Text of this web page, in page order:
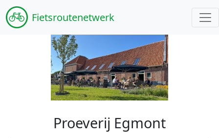
Fietsroutenetwerk
Proeverij Egmont